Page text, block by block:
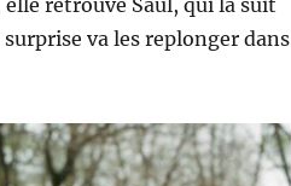
elle retrouve Saul, qui la suit
va les replonger dans